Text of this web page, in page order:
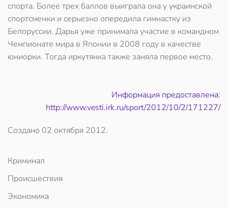
спорта. Более трех баллов выиграла она у украинской
спортсменки и серьезно опередила гимнастку из
Белоруссии. Дарья уже принимала участие в командном
Чемпионате мира в Японии в 2008 году в качестве
юниорки. Тогда иркутянка также заняла первое место.
Информация предоставлена:
http://www.vesti.irk.ru/sport/2012/10/2/171227/
Создано 02 октября 2012.
Криминал
Происшествия
Экономика